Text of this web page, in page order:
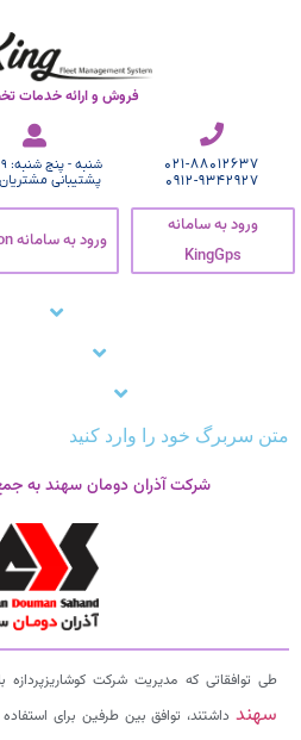
فروش و ارائه خدمات
021-88012637
0912-9342927
شنبه - پنج شنبه: 9 الی 18
پشتیبانی مشتریان
ورود به سامانه
KingGps
ورود به سامانه Wialon
متن سربرگ خود را وارد کنید
شرکت آذران دومان سهند به
طی توافقاتی که مدیریت شرکت کوشاریزپردازه
سهند داشتند، توافق بین طرفین برای